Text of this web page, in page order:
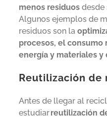
menos residuos desde
Algunos ejemplos de
residuos son la
procesos, el consumo
energía y materiales y
Reutilización de
Antes de llegar al
estudiarreutilización